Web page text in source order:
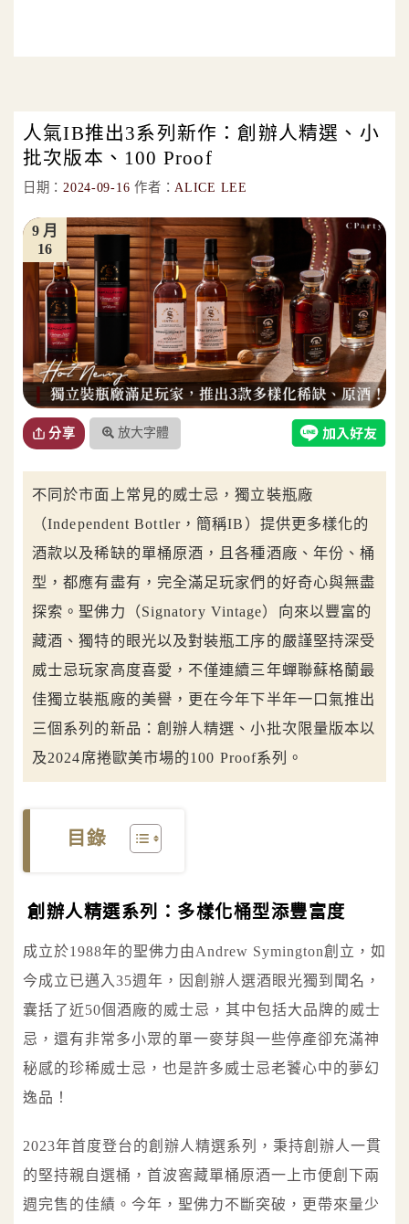
人氣IB推出3系列新作：創辦人精選、小
批次版本、100 Proof
日期： 2024-09-16 作者： ALICE LEE
16
9 月
分享 放大字體
不同於市面上常見的威士忌，獨立裝瓶廠
（Independent Bottler，簡稱IB）提供更多樣化的
酒款以及稀缺的單桶原酒，且各種酒廠、年份、桶
型，都應有盡有，完全滿足玩家們的好奇心與無盡
探索。聖佛力（Signatory Vintage）向來以豐富的
藏酒、獨特的眼光以及對裝瓶工序的嚴謹堅持深受
威士忌玩家高度喜愛，不僅連續三年蟬聯蘇格蘭最
佳獨立裝瓶廠的美譽，更在今年下半年一口氣推出
三個系列的新品：創辦人精選、小批次限量版本以
及2024席捲歐美市場的100 Proof系列。
目錄
創辦人精選系列：多樣化桶型添豐富度
成立於1988年的聖佛力由Andrew Symington創立，如
今成立已邁入35週年，因創辦人選酒眼光獨到聞名，
囊括了近50個酒廠的威士忌，其中包括大品牌的威士
忌，還有非常多小眾的單一麥芽與一些停產卻充滿神
秘感的珍稀威士忌，也是許多威士忌老饕心中的夢幻
逸品！
2023年首度登台的創辦人精選系列，秉持創辦人一貫
的堅持親自選桶，首波窖藏單桶原酒一上市便創下兩
週完售的佳績。今年，聖佛力不斷突破，更帶來量少